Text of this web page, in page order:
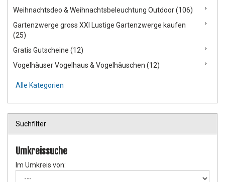
Weihnachtsdeo & Weihnachtsbeleuchtung Outdoor (106)
Gartenzwerge gross XXl Lustige Gartenzwerge kaufen
(25)
Gratis Gutscheine (12)
Vogelhäuser Vogelhaus & Vogelhäuschen (12)
Alle Kategorien
Suchfilter
Umkreissuche
Im Umkreis von: